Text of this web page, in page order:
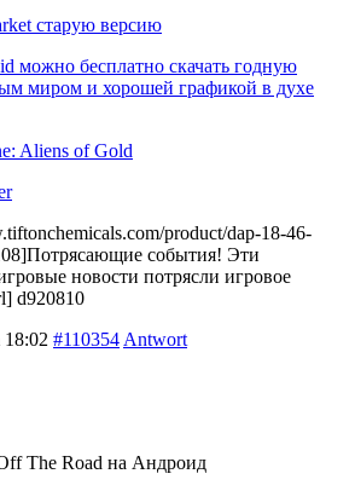
старую версию
можно бесплатно скачать годную
миром и хорошей графикой в духе
Aliens of Gold
product/dap-18-46-
события! Эти
новости потрясли игровое
d920810
18:02 #110354 Antwort
The Road на Андроид